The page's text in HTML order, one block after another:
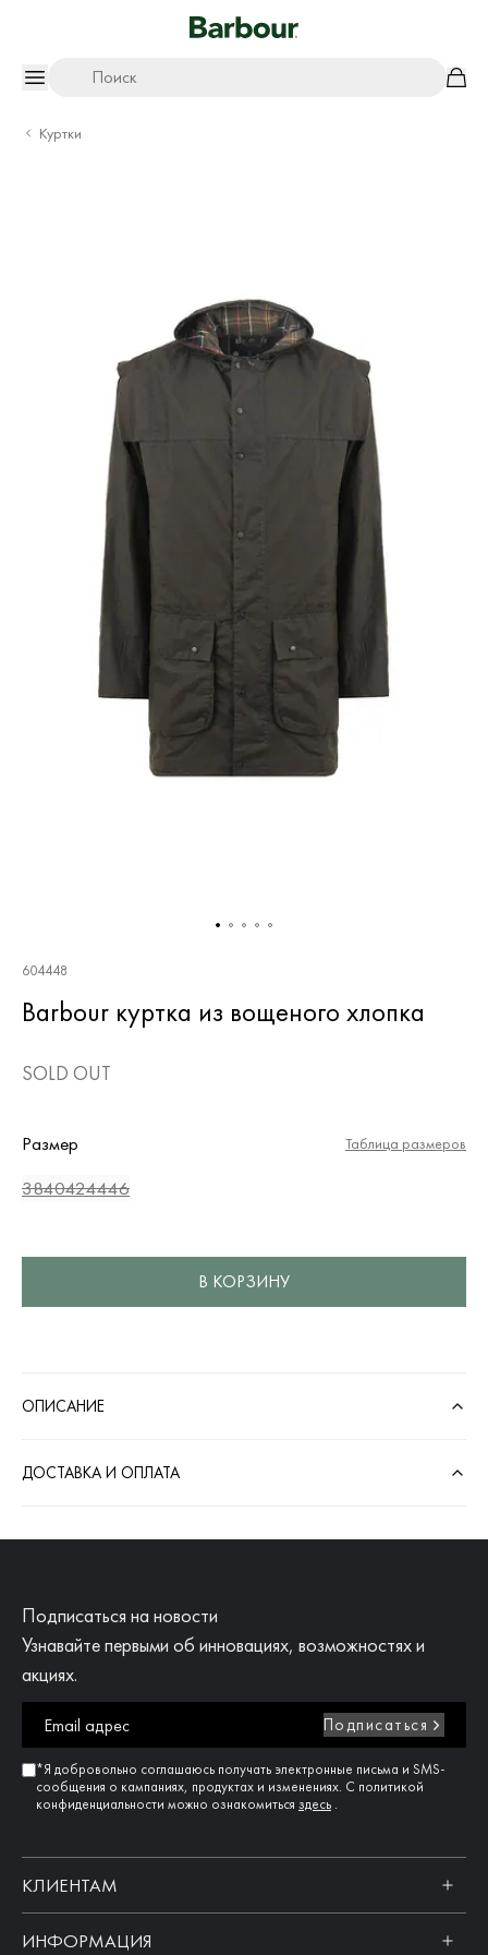
Поиск
Куртки
604448
Barbour куртка из вощеного хлопка
SOLD OUT
Размер Таблица размеров
3840424446
В КОРЗИНУ
ОПИСАНИЕ
ДОСТАВКА И ОПЛАТА
Подписаться на новости
Узнавайте первыми об инновациях, возможностях и
акциях.
Подписаться
*Я добровольно соглашаюсь получать электронные письма и SMS-
сообщения о кампаниях, продуктах и изменениях. С политикой
конфиденциальности можно ознакомиться здесь .
КЛИЕНТАМ
ИНФОРМАЦИЯ